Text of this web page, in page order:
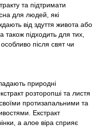
та підтримати
для людей, які
від здуття живота або
підходить для тих,
після свят чи
природні
розторопші та листя
протизапальними та
Екстракт
а алое віра сприяє